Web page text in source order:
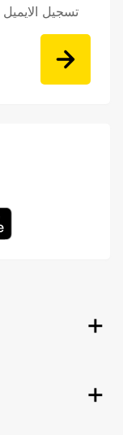
تسجيل